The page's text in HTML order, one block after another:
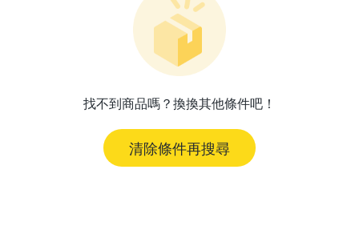
找不到商品嗎？換換其他條件吧！
清除條件再搜尋